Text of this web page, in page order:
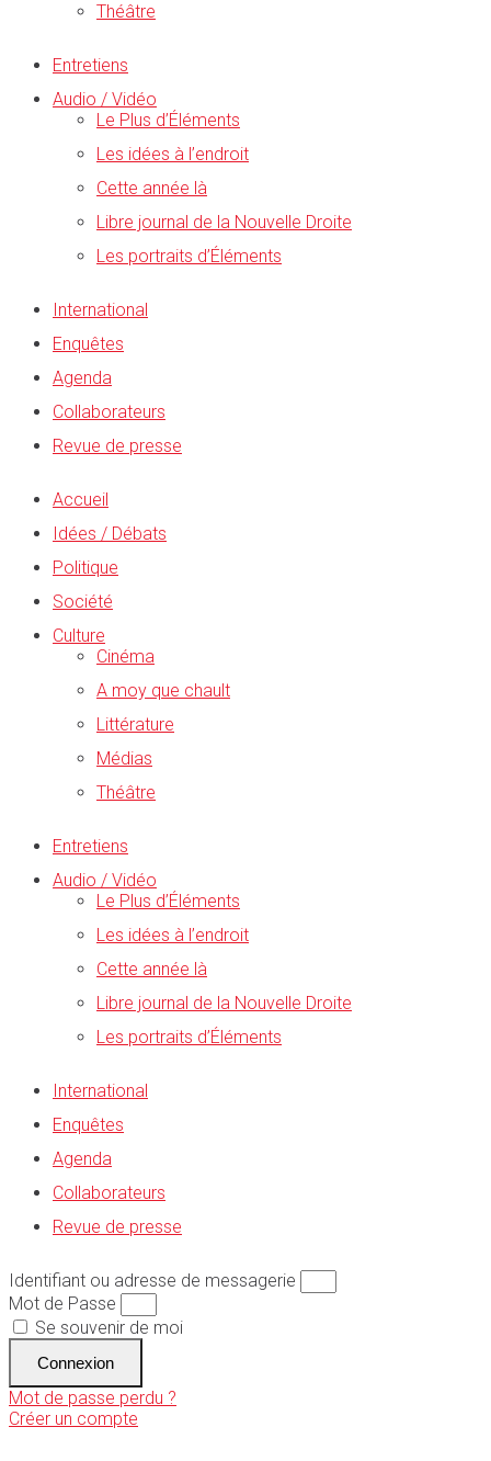
Théâtre
Entretiens
Audio / Vidéo
Le Plus d’Éléments
Les idées à l’endroit
Cette année là
Libre journal de la Nouvelle Droite
Les portraits d’Éléments
International
Enquêtes
Agenda
Collaborateurs
Revue de presse
Accueil
Idées / Débats
Politique
Société
Culture
Cinéma
A moy que chault
Littérature
Médias
Théâtre
Entretiens
Audio / Vidéo
Le Plus d’Éléments
Les idées à l’endroit
Cette année là
Libre journal de la Nouvelle Droite
Les portraits d’Éléments
International
Enquêtes
Agenda
Collaborateurs
Revue de presse
Identifiant ou adresse de messagerie
Mot de Passe
Se souvenir de moi
Connexion
Mot de passe perdu ?
Créer un compte